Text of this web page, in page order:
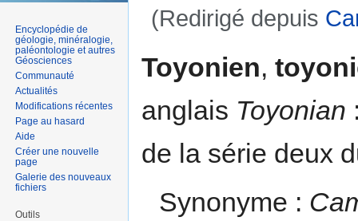
(Redirigé depuis
Toyonien,
anglais Toyonian
de la série deux
Synonyme :
Encyclopédie de
géologie, minéralogie,
paléontologie et autres
Géosciences
Communauté
Actualités
Modifications récentes
Page au hasard
Aide
Créer une nouvelle
page
Galerie des nouveaux
fichiers
Outils